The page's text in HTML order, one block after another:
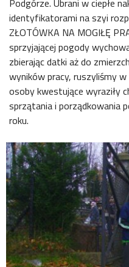
Podgórze. Ubrani w ciepłe
identyfikatorami na szyi
ZŁOTÓWKA NA MOGIŁĘ
sprzyjającej pogody
zbierając datki aż do
wyników pracy, ruszyliśmy
osoby kwestujące wyraziły
sprzątania i porządkowania
roku.